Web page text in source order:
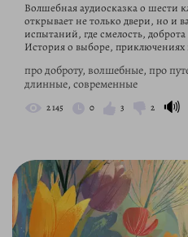
Волшебная аудиосказка о шести
открывает не только двери, но и
испытаний, где смелость,
История о выборе,
про доброту, волшебные, про
длинные, современные
2 145 0 3 2 🔊